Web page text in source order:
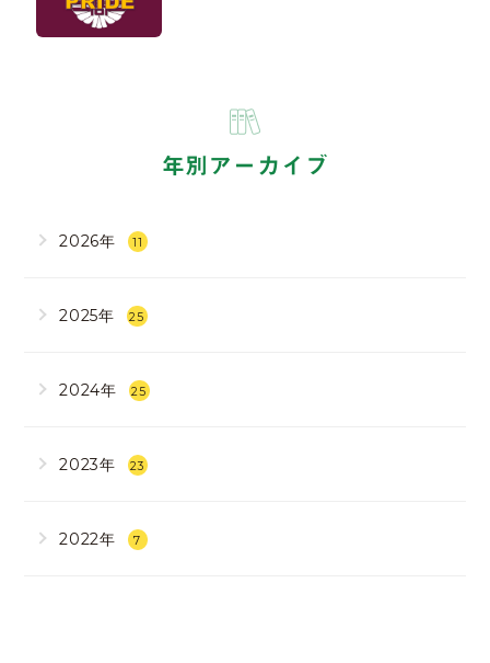
年別アーカイブ
2026年 11
2025年 25
2024年 25
2023年 23
2022年 7